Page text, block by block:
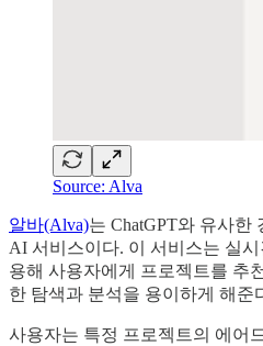
Source: Alva
알바(Alva)는 ChatGPT와 유사한
AI 서비스이다. 이 서비스는 실
용해 사용자에게 프로젝트를 추
한 탐색과 분석을 용이하게 해준
사용자는 특정 프로젝트의 에어